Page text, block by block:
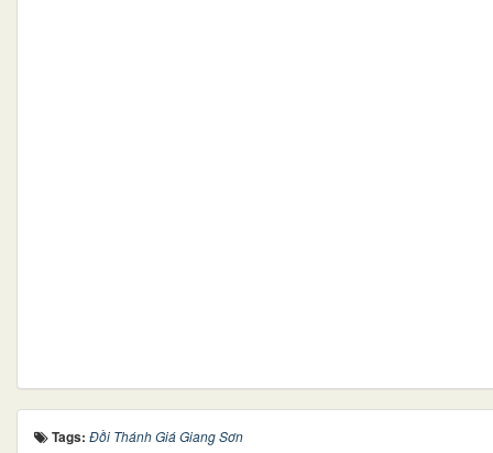
Tags: Đồi Thánh Giá Giang Sơn